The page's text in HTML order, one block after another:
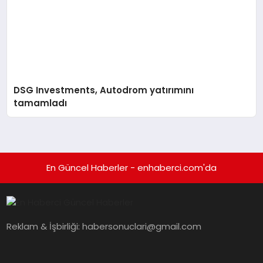
DSG Investments, Autodrom yatırımını
tamamladı
En Güncel Haberler - enhaberci.com'da
Reklam & İşbirliği:habersonuclari@gmail.com